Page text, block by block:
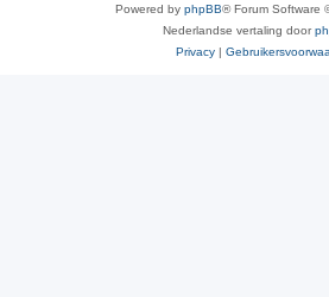
Powered by phpBB® Forum Software
Nederlandse vertaling door
Privacy |